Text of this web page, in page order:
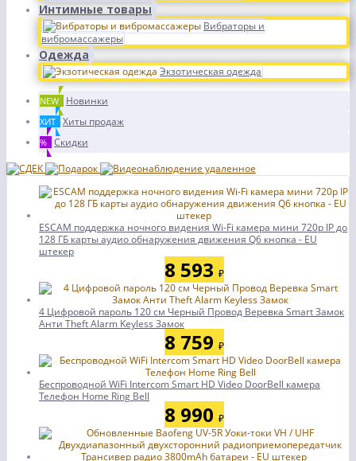
Интимные товары
Вибраторы и
вибромассажеры
Одежда
Экзотическая одежда
NEW Новинки
ХИТ Хиты продаж
% Скидки
ESCAM поддержка ночного видения Wi-Fi камера мини 720p IP до
128 ГБ карты аудио обнаружения движения Q6 кнопка - EU
штекер
8 593 ₽
4 Цифровой пароль 120 см Черный Провод Веревка Smart Замок
Анти Theft Alarm Keyless Замок
8 759 ₽
Беспроводной WiFi Intercom Smart HD Video DoorBell камера
Телефон Home Ring Bell
8 990 ₽